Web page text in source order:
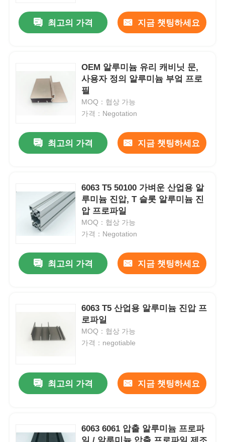
집
우리 에 관한 것
품질 관리
저희에게 연락하십시오
뉴스
인용 을 요청 하십시오
알루미늄 주방 프로파일
최고의 가격 지금 챗팅하세요
OEM 알루미늄 유리 캐비닛 문,
사용자 정의 알루미늄 부엌 프로
필
MOQ：협상 가능
가격：Negotation
최고의 가격 지금 챗팅하세요
6063 T5 50100 가벼운 산업용 알
루미늄 진압, T 슬롯 알루미늄 진
압 프로파일
MOQ：협상 가능
가격：Negotation
최고의 가격 지금 챗팅하세요
6063 T5 산업용 알루미늄 진압 프
로파일
MOQ：협상 가능
가격：negotiable
최고의 가격 지금 챗팅하세요
6063 6061 압출 알루미늄 프로파
일 / 알루미늄 압출 프로파일 제조